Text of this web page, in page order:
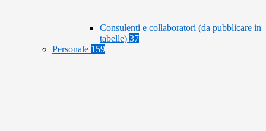
Consulenti e collaboratori (da pubblicare in
tabelle) 37
Personale 159